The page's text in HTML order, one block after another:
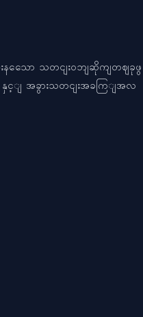
းနသေော သတငျးဝဘျဆိုကျတဈခုဖွ
း နှင့ျ အခွားသတငျးအခကြျအလ